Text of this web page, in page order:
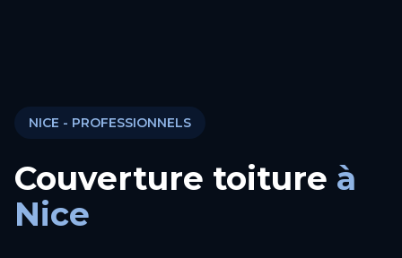
NICE - PROFESSIONNELS
Couverture toiture à
Nice